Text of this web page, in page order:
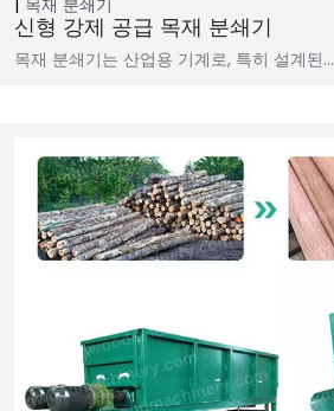
신형 강제 공급 목재 분쇄기
목재 분쇄기는 산업용 기계로, 특히 설계된…